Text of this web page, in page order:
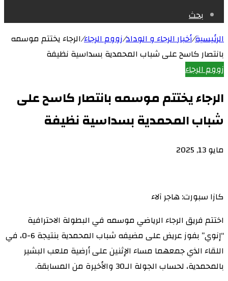
بحث
الرئيسية/أخبار الرجاء و الوداد/زووم الرجاء/الرجاء يختتم موسمه
بانتصار كاسح على شباب المحمدية بسداسية نظيفة
زووم الرجاء
الرجاء يختتم موسمه بانتصار كاسح على
شباب المحمدية بسداسية نظيفة
مايو 13, 2025
كازا سبورت: هاجر آلاء
اختتم فريق الرجاء الرياضي موسمه في البطولة الاحترافية
“إنوي” بفوز عريض على مضيفه شباب المحمدية بنتيجة 6-0، في
اللقاء الذي جمعهما مساء الإثنين على أرضية ملعب البشير
بالمحمدية، لحساب الجولة الـ30 والأخيرة من المسابقة.